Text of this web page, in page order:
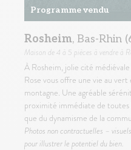
Programme vendu
Rosheim, Bas-Rhin
Maison de 4 à 5 pièces à vendre à
À Rosheim, jolie cité
Rose vous offre une vie au
montagne. Une agréable
proximité immédiate de toutes
que du dynamisme de la
Photos non contractuelles –
pour illustrer le potentiel du bien.